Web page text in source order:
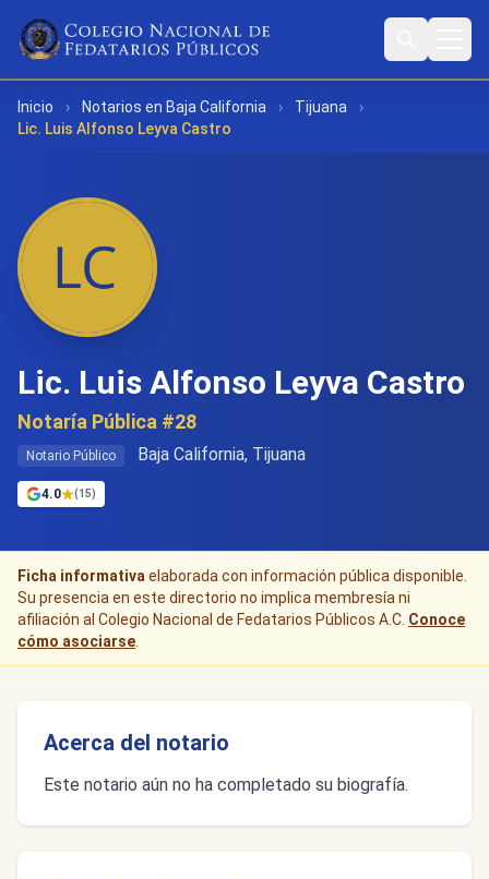
Inicio › Notarios en Baja California › Tijuana
›
Lic. Luis Alfonso Leyva Castro
Lic. Luis Alfonso Leyva Castro
Notaría Pública #28
Notario Público Baja California, Tijuana
4.0 (15)
Ficha informativa elaborada con información pública disponible.
Su presencia en este directorio no implica membresía ni
afiliación al Colegio Nacional de Fedatarios Públicos A.C. Conoce
cómo asociarse
Acerca del notario
Este notario aún no ha completado su biografía.